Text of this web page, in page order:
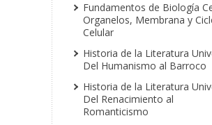
Fundamentos de Biología
Organelos, Membrana y
Celular
Historia de la Literatura
Del Humanismo al Barroco
Historia de la Literatura
Del Renacimiento al
Romanticismo